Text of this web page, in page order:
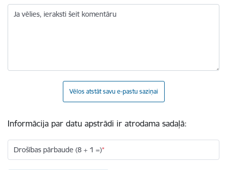
Ja vēlies, ieraksti šeit komentāru
Vēlos atstāt savu e-pastu saziņai
Informācija par datu apstrādi ir atrodama sadaļā:
Drošības pārbaude (8 + 1 =)